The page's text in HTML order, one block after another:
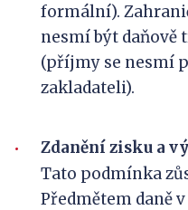
formální).
nesmí být
(příjmy se nesmí
zakladateli).
Zdanění zisku a
Tato podmínka
Předmětem daně